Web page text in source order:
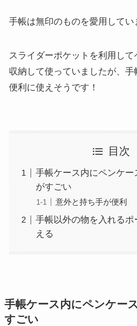
手帳は無印のものを愛用してい
スライダーポケットを利用し
収納して使っていましたが、手
便利に使えそうです！
目次
手帳ケース内にペンケー
がすごい
意外と持ち手が便利
手帳以外の物を入れるポ
える
手帳ケース内にペンケー
すごい